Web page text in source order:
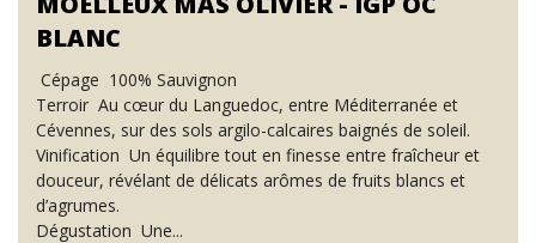
BLANC
Cépage 100% Sauvignon
Terroir Au cœur du Languedoc, entre Méditerranée et
Cévennes, sur des sols argilo-calcaires baignés de soleil.
Vinification Un équilibre tout en finesse entre fraîcheur et
douceur, révélant de délicats arômes de fruits blancs et
d’agrumes.
Dégustation Une...